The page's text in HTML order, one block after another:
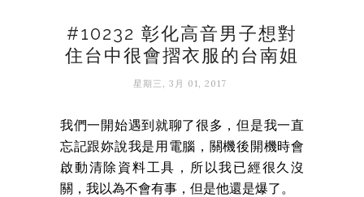
#10232 彰化高音男子想對
住台中很會摺衣服的台南姐
星期三, 3月 01, 2017
我們一開始遇到就聊了很多，但是我一直
忘記跟妳說我是用電腦，關機後開機時會
啟動清除資料工具，所以我已經很久沒
關，我以為不會有事，但是他還是爆了。